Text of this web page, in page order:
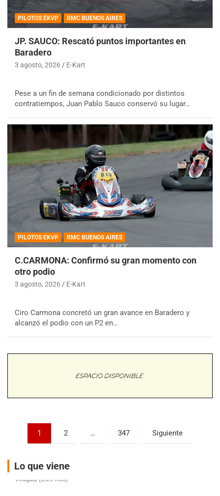
PILOTOS EKVP RMC BUENOS AIRES
JP. SAUCO: Rescató puntos importantes en
Baradero
3 agosto, 2026 E-Kart
Pese a un fin de semana condicionado por distintos
contratiempos, Juan Pablo Sauco conservó su lugar…
PILOTOS EKVP RMC BUENOS AIRES
C.CARMONA: Confirmó su gran momento con
otro podio
3 agosto, 2026 E-Kart
Ciro Carmona concretó un gran avance en Baradero y
alcanzó el podio con un P2 en…
Paginación
entradas
1 2 … 347 Siguiente
Lo que viene
08/09-AGO
IAME SERIES ARGENTINA 6
Ramiro Tot (Asfalto)
Ciudad de Trenque Lauquen (Asfalto)
PATAGONICO - F6